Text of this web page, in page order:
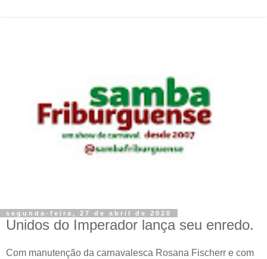
segunda-feira, 27 de abril de 2020
Unidos do Imperador lança seu enredo.
Com manutenção da carnavalesca Rosana Fischerr e com